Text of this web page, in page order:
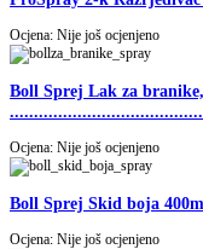
Ocjena: Nije još ocjenjeno
Boll Sprej Lak za
Ocjena: Nije još ocjenjeno
Boll Sprej Skid boja
Ocjena: Nije još ocjenjeno